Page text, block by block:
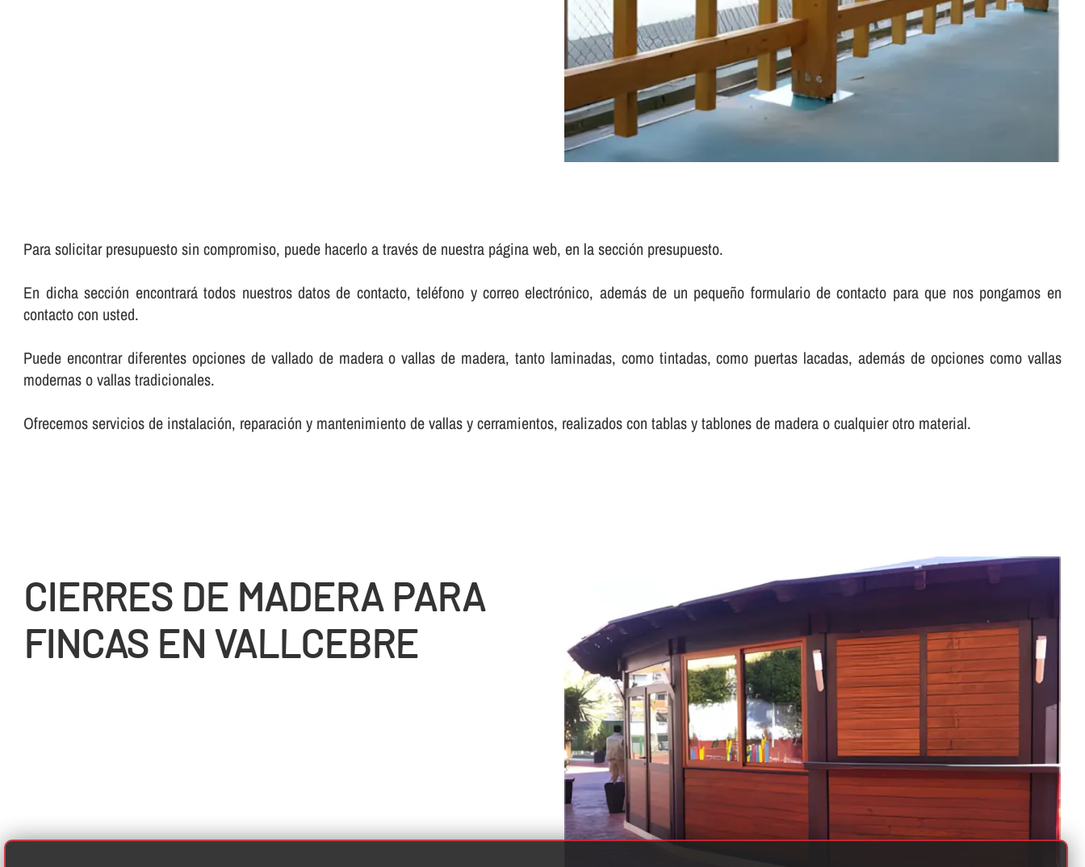
Para solicitar presupuesto sin compromiso, puede hacerlo a través de nuestra página web, en la sección presupuesto.
En dicha sección encontrará todos nuestros datos de contacto, teléfono y correo electrónico, además de un pequeño formulario de contacto para que nos pongamos en
contacto con usted.
Puede encontrar diferentes opciones de vallado de madera o vallas de madera, tanto laminadas, como tintadas, como puertas lacadas, además de opciones como vallas
modernas o vallas tradicionales.
Ofrecemos servicios de instalación, reparación y mantenimiento de vallas y cerramientos, realizados con tablas y tablones de madera o cualquier otro material.
CIERRES DE MADERA PARA
FINCAS EN VALLCEBRE